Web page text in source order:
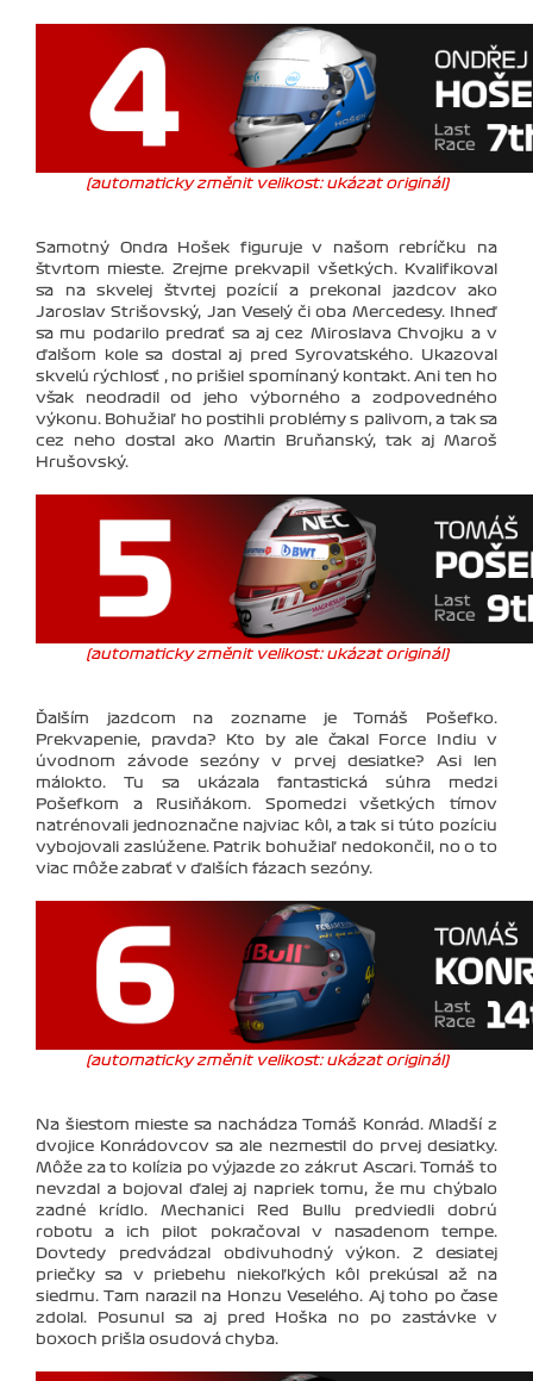
(automaticky změnit velikost: ukázat originál)
Samotný Ondra Hošek figuruje v našom rebríčku na
štvrtom mieste. Zrejme prekvapil všetkých. Kvalifikoval
sa na skvelej štvrtej pozícií a prekonal jazdcov ako
Jaroslav Strišovský, Jan Veselý či oba Mercedesy. Ihneď
sa mu podarilo predrať sa aj cez Miroslava Chvojku a v
ďalšom kole sa dostal aj pred Syrovatského. Ukazoval
skvelú rýchlosť , no prišiel spomínaný kontakt. Ani ten ho
však neodradil od jeho výborného a zodpovedného
výkonu. Bohužiaľ ho postihli problémy s palivom, a tak sa
cez neho dostal ako Martin Bruňanský, tak aj Maroš
Hrušovský.
(automaticky změnit velikost: ukázat originál)
Ďalším jazdcom na zozname je Tomáš Pošefko.
Prekvapenie, pravda? Kto by ale čakal Force Indiu v
úvodnom závode sezóny v prvej desiatke? Asi len
málokto. Tu sa ukázala fantastická súhra medzi
Pošefkom a Rusiňákom. Spomedzi všetkých tímov
natrénovali jednoznačne najviac kôl, a tak si túto pozíciu
vybojovali zaslúžene. Patrik bohužiaľ nedokončil, no o to
viac môže zabrať v ďalších fázach sezóny.
(automaticky změnit velikost: ukázat originál)
Na šiestom mieste sa nachádza Tomáš Konrád. Mladší z
dvojice Konrádovcov sa ale nezmestil do prvej desiatky.
Môže za to kolízia po výjazde zo zákrut Ascari. Tomáš to
nevzdal a bojoval ďalej aj napriek tomu, že mu chýbalo
zadné krídlo. Mechanici Red Bullu predviedli dobrú
robotu a ich pilot pokračoval v nasadenom tempe.
Dovtedy predvádzal obdivuhodný výkon. Z desiatej
priečky sa v priebehu niekoľkých kôl prekúsal až na
siedmu. Tam narazil na Honzu Veselého. Aj toho po čase
zdolal. Posunul sa aj pred Hoška no po zastávke v
boxoch prišla osudová chyba.